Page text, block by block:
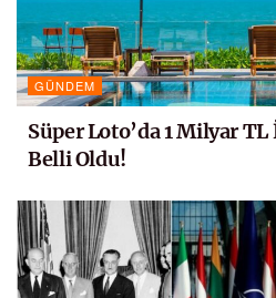
GÜNDEM
Süper Loto’da 1 Milyar
Belli Oldu!